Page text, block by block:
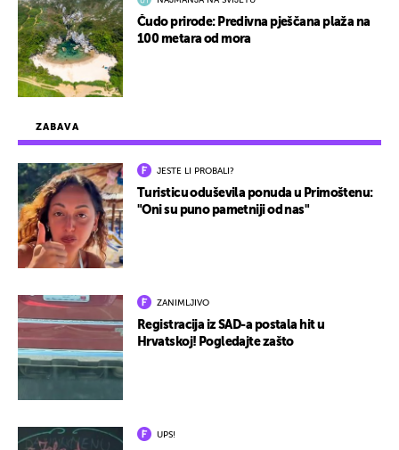
ZABAVA
JESTE LI PROBALI?
Turisticu oduševila ponuda u Primoštenu:
"Oni su puno pametniji od nas"
ZANIMLJIVO
Registracija iz SAD-a postala hit u
Hrvatskoj! Pogledajte zašto
UPS!
Čudo prirode: Predivna pješčana plaža na
100 metara od mora